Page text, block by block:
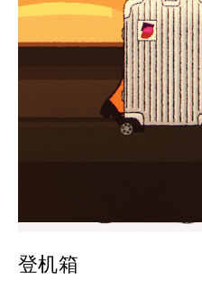
钮
取
消
静
登机箱